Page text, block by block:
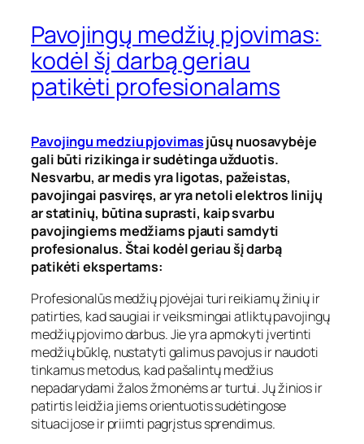
Pavojingų medžių pjovimas:
kodėl šį darbą geriau
patikėti profesionalams
Pavojingu medziu pjovimasjūsų nuosavybėje
gali būti rizikinga ir sudėtinga užduotis.
Nesvarbu, ar medis yra ligotas, pažeistas,
pavojingai pasviręs, ar yra netoli elektros linijų
ar statinių, būtina suprasti, kaip svarbu
pavojingiems medžiams pjauti samdyti
profesionalus. Štai kodėl geriau šį darbą
patikėti ekspertams:
Profesionalūs medžių pjovėjai turi reikiamų žinių ir
patirties, kad saugiai ir veiksmingai atliktų pavojingų
medžių pjovimo darbus. Jie yra apmokyti įvertinti
medžių būklę, nustatyti galimus pavojus ir naudoti
tinkamus metodus, kad pašalintų medžius
nepadarydami žalos žmonėms ar turtui. Jų žinios ir
patirtis leidžia jiems orientuotis sudėtingose
situacijose ir priimti pagrįstus sprendimus.